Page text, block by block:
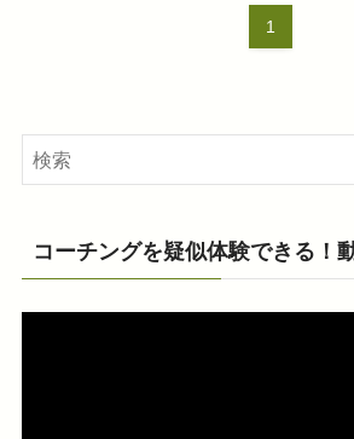
1
コーチングを疑似体験できる！